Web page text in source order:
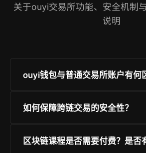
关于ouyi交易所功能、安全机制
说明
ouyi钱包与普通交易所账户有何
ouyi钱包是符合EIP-1193标准的非
便利性与DEX自主权。
如何保障跨链交易的安全性？
ouyi采用经审计的跨链桥协议，所
区块链课程是否需要付费？是否